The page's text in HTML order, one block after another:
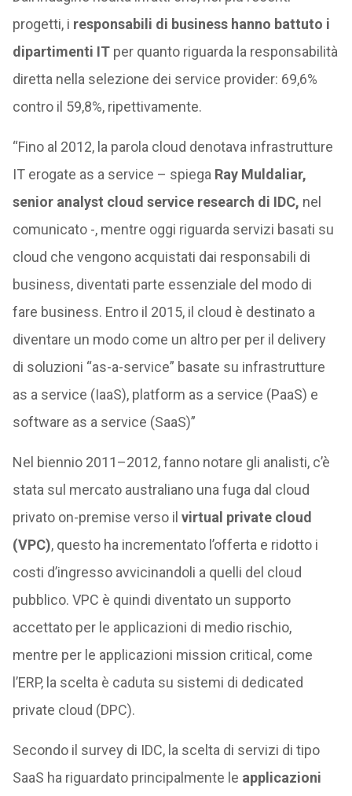
progetti, i responsabili di business hanno battuto i
dipartimenti ITper quanto riguarda la responsabilità
diretta nella selezione dei service provider: 69,6%
contro il 59,8%, ripettivamente.
“Fino al 2012, la parola cloud denotava infrastrutture
IT erogate as a service – spiega Ray Muldaliar,
senior analyst cloud service research di IDC, nel
comunicato -, mentre oggi riguarda servizi basati su
cloud che vengono acquistati dai responsabili di
business, diventati parte essenziale del modo di
fare business. Entro il 2015, il cloud è destinato a
diventare un modo come un altro per per il delivery
di soluzioni “as-a-service” basate su infrastrutture
as a service (IaaS), platform as a service (PaaS) e
software as a service (SaaS)”
Nel biennio 2011–2012, fanno notare gli analisti, c’è
stata sul mercato australiano una fuga dal cloud
privato on-premise verso il virtual private cloud
(VPC), questo ha incrementato l’offerta e ridotto i
costi d’ingresso avvicinandoli a quelli del cloud
pubblico. VPC è quindi diventato un supporto
accettato per le applicazioni di medio rischio,
mentre per le applicazioni mission critical, come
l’ERP, la scelta è caduta su sistemi di dedicated
private cloud (DPC).
Secondo il survey di IDC, la scelta di servizi di tipo
SaaS ha riguardato principalmente le applicazioni